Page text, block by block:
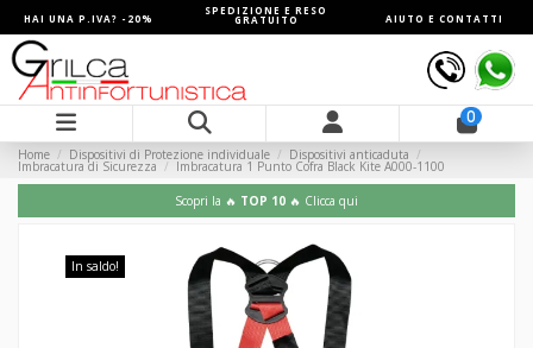
HAI UNA P.IVA? -20%
SPEDIZIONE E RESO
GRATUITO AIUTO E CONTATTI
0
Home Dispositivi di Protezione individuale Dispositivi anticaduta
Imbracatura di Sicurezza Imbracatura 1 Punto Cofra Black Kite A000-1100
Scopri la 🔥 TOP 10 🔥 Clicca qui
In saldo!